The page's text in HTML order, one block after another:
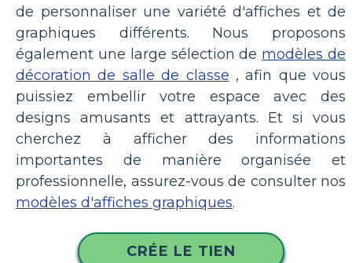
de personnaliser une variété d'affiches et de
graphiques différents. Nous proposons
également une large sélection de modèles de
décoration de salle de classe , afin que vous
puissiez embellir votre espace avec des
designs amusants et attrayants. Et si vous
cherchez à afficher des informations
importantes de manière organisée et
professionnelle, assurez-vous de consulter nos
modèles d'affiches graphiques.
CRÉE LE TIEN